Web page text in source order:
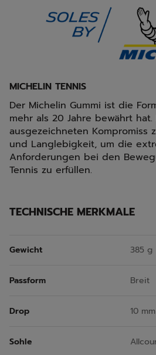
MICHELIN TENNIS
Der Michelin Gummi ist die
mehr als 20 Jahre bewährt
ausgezeichneten Kompromiss
und Langlebigkeit, um die
Anforderungen bei den
Tennis zu erfüllen.
TECHNISCHE MERKMALE
Gewicht 385 g
Passform Breit
Drop 10 mm
Sohle